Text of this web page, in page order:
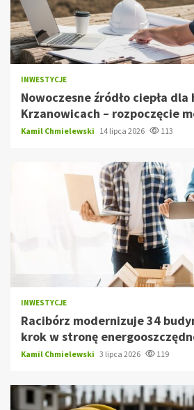
INWESTYCJE
Nowoczesne źródło ciepła
Krzanowicach – rozpoczęcie
Kamil Chmielewski 14 lipca 2026 113
INWESTYCJE
Racibórz modernizuje 34
krok w stronę
Kamil Chmielewski 3 lipca 2026 119